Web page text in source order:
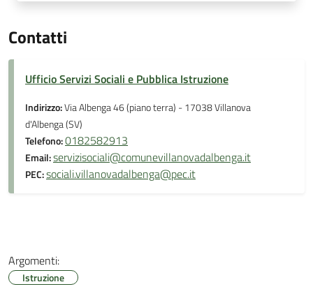
Contatti
Ufficio Servizi Sociali e Pubblica Istruzione
Indirizzo:Via Albenga 46 (piano terra) - 17038 Villanova
d'Albenga (SV)
Telefono:0182582913
Email:servizisociali@comunevillanovadalbenga.it
PEC:sociali.villanovadalbenga@pec.it
Argomenti:
Istruzione